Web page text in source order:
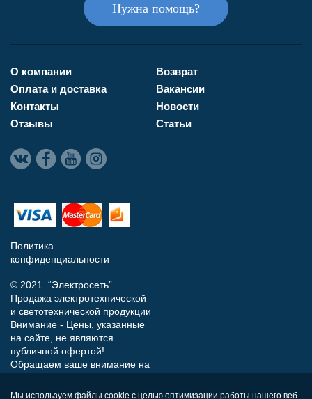
Нужна помощь?
О компании
Оплата и доставка
Контакты
Отзывы
Возврат
Вакансии
Новости
Статьи
Политика
конфиденциальности
© 2021 “Электросеть”
Продажа электротехнической
и светотехнической продукции
Внимание - Цены, указанные
на сайте, не являются
публичной офертой!
Обращаем ваше внимание на
носит исключительно
Мы используем файлы cookie с целью оптимизации работы нашего веб-